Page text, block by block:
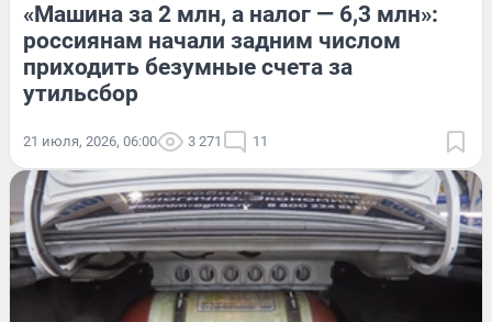
«Машина за 2 млн, а налог — 6,3 млн»:
россиянам начали задним числом
приходить безумные счета за
утильсбор
21 июля, 2026, 06:00 3 271 11